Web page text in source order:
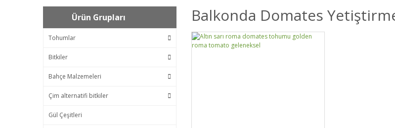
Ürün Grupları
Tohumlar
Bitkiler
Bahçe Malzemeleri
Çim alternatifi bitkiler
Gül Çeşitleri
Balkonda Domates